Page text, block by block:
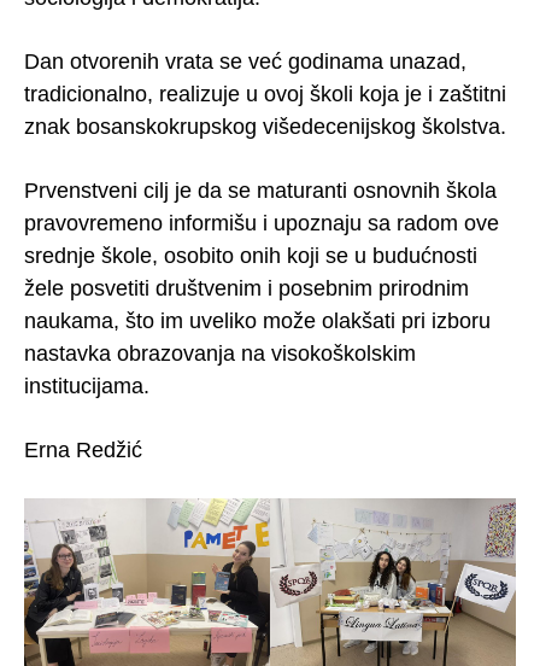
Dan otvorenih vrata se već godinama unazad,
tradicionalno, realizuje u ovoj školi koja je i zaštitni
znak bosanskokrupskog višedecenijskog školstva.
Prvenstveni cilj je da se maturanti osnovnih škola
pravovremeno informišu i upoznaju sa radom ove
srednje škole, osobito onih koji se u budućnosti
žele posvetiti društvenim i posebnim prirodnim
naukama, što im uveliko može olakšati pri izboru
nastavka obrazovanja na visokoškolskim
institucijama.
Erna Redžić